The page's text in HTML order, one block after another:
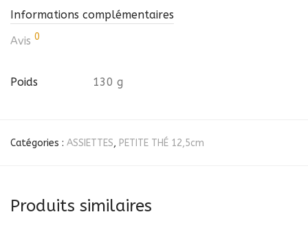
Informations complémentaires
Avis 0
Poids 130 g
Catégories : ASSIETTES, PETITE THÉ 12,5cm
Produits similaires